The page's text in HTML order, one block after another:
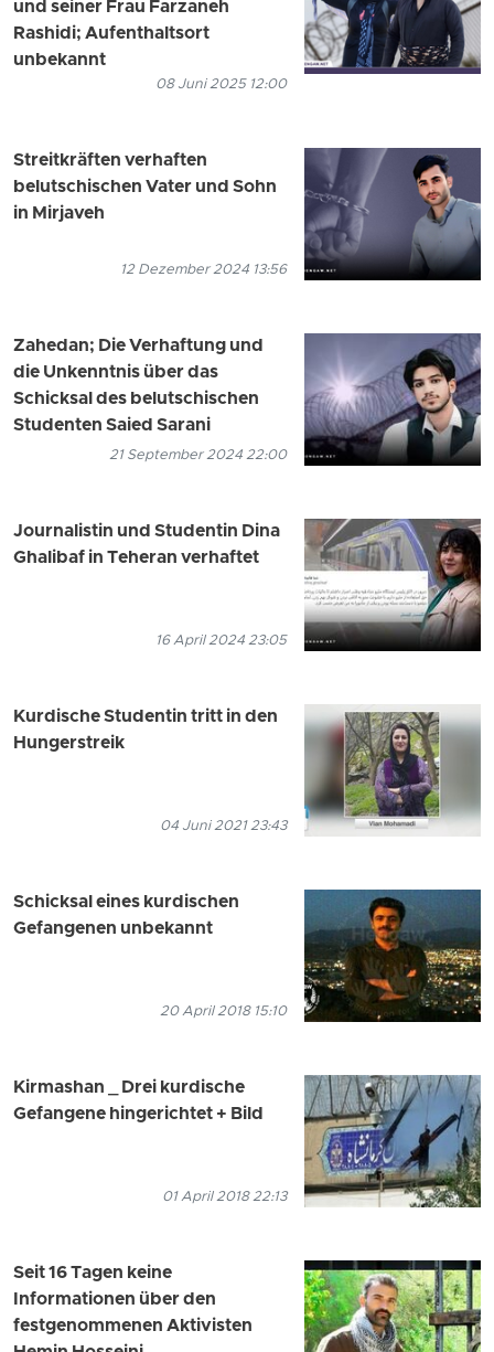
und seiner Frau Farzaneh
Rashidi; Aufenthaltsort
unbekannt
08 Juni 2025 12:00
Streitkräften verhaften
belutschischen Vater und Sohn
in Mirjaveh
12 Dezember 2024 13:56
Zahedan; Die Verhaftung und
die Unkenntnis über das
Schicksal des belutschischen
Studenten Saied Sarani
21 September 2024 22:00
Journalistin und Studentin Dina
Ghalibaf in Teheran verhaftet
16 April 2024 23:05
Kurdische Studentin tritt in den
Hungerstreik
04 Juni 2021 23:43
Schicksal eines kurdischen
Gefangenen unbekannt
20 April 2018 15:10
Kirmashan _ Drei kurdische
Gefangene hingerichtet + Bild
01 April 2018 22:13
Seit 16 Tagen keine
Informationen über den
festgenommenen Aktivisten